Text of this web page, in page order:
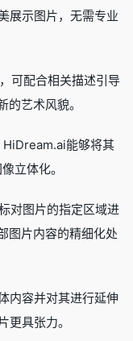
展示图片，无需专业
可配合相关描述引导
艺术风貌。
能够将其
立体化。
对图片的指定区域进
图片内容的精细化处
内容并对其进行延伸
具张力。